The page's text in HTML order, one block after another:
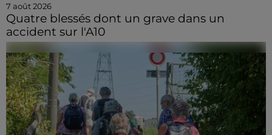
7 août 2026
Quatre blessés dont un grave dans un
accident sur l'A10